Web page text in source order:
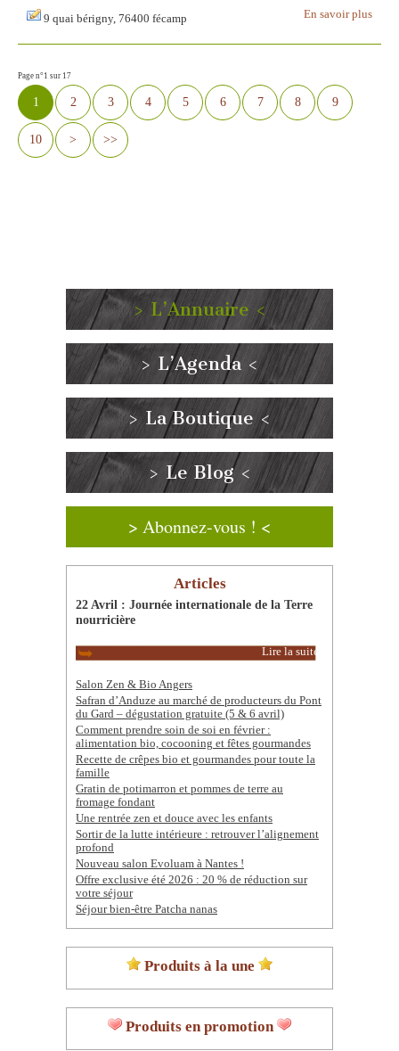
En savoir plus
9 quai bérigny, 76400 fécamp
Page n°1 sur 17
1 2 3 4 5 6 7 8 9
10 > >>
> L’Annuaire <
> L’Agenda <
> La Boutique <
> Le Blog <
> Abonnez-vous ! <
Articles
22 Avril : Journée internationale de la Terre
nourricière
Lire la suite
Salon Zen & Bio Angers
Safran d’Anduze au marché de producteurs du Pont
du Gard – dégustation gratuite (5 & 6 avril)
Comment prendre soin de soi en février :
alimentation bio, cocooning et fêtes gourmandes
Recette de crêpes bio et gourmandes pour toute la
famille
Gratin de potimarron et pommes de terre au
fromage fondant
Une rentrée zen et douce avec les enfants
Sortir de la lutte intérieure : retrouver l’alignement
profond
Nouveau salon Evoluam à Nantes !
Offre exclusive été 2026 : 20 % de réduction sur
votre séjour
Séjour bien-être Patcha nanas
Produits à la une
Produits en promotion